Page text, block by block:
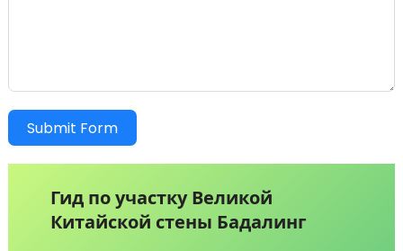
Submit Form
Гид по участку Великой
Китайской стены Бадалинг